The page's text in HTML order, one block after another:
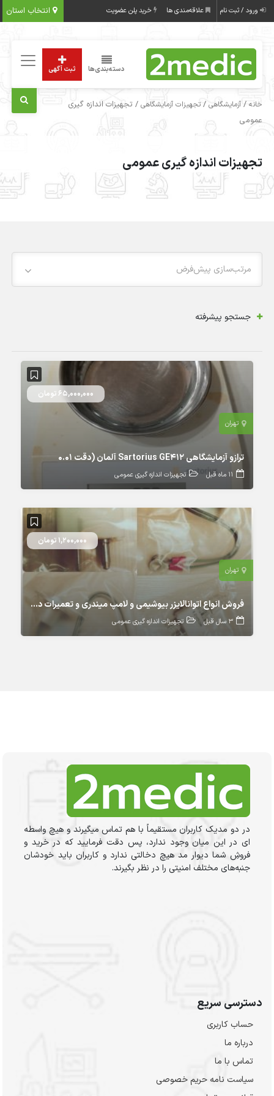
انتخاب استان ورود / ثبت نام علاقه‌مندی ها خرید پلن عضویت
دسته‌بندی‌ها ثبت آگهی
خانه /آزمایشگاهی /تجهیزات آزمایشگاهی / تجهیزات اندازه گیری
عمومی
تجهیزات اندازه گیری عمومی
مرتب‌سازی پیش‌فرض
جستجو پیشرفته
تهران
65,000,000 تومان
ترازو آزمایشگاهی Sartorius GE412 آلمان (دقت 0.01
11 ماه قبل تجهیزات اندازه گیری عمومی
تهران
1,200,000 تومان
فروش انواع اتوانالایزر بیوشیمی و لامپ میندری و تعمیرات دستگاه میندری
3 سال قبل تجهیزات اندازه گیری عمومی
در دو مدیک کاربران مستقیماً با هم تماس میگیرند و هیچ واسطه
ای در این میان وجود ندارد، پس دقت فرمایید که در خرید و
فروشِ شما دیوار مد هیچ دخالتی ندارد و کاربران باید خودشان
جنبه‌های مختلف امنیتی را در نظر بگیرند.
دسترسی سریع
حساب کاربری
درباره ما
تماس با ما
سیاست نامه حریم خصوصی